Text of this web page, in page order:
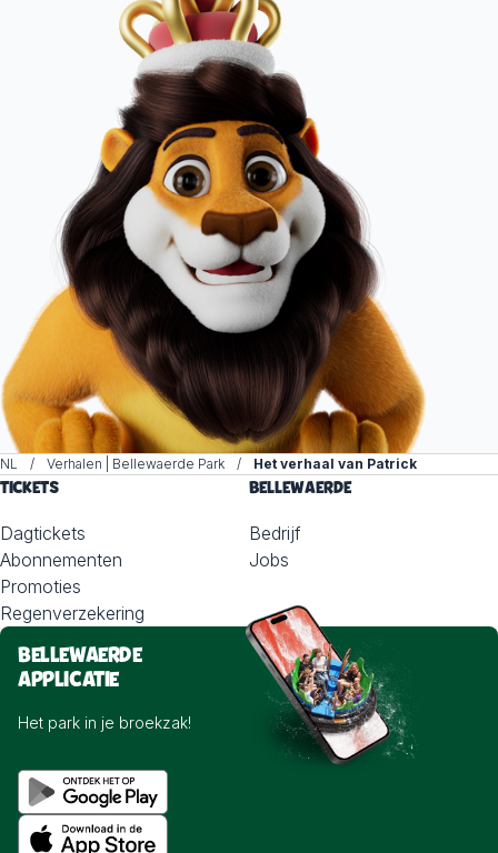
NL Verhalen | Bellewaerde Park Het verhaal van Patrick
TICKETS
Dagtickets
Abonnementen
Promoties
Regenverzekering
BELLEWAERDE
Bedrijf
Jobs
BELLEWAERDE
APPLICATIE
Het park in je broekzak!